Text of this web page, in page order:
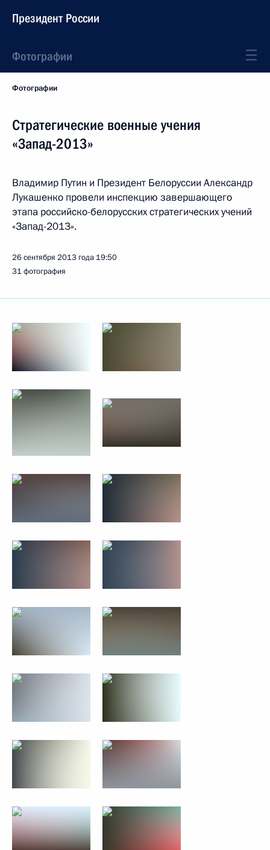
Президент России
Фотографии
Фотографии
Стратегические военные учения
«Запад-2013»
Владимир Путин и Президент Белоруссии Александр
Лукашенко провели инспекцию завершающего
этапа российско-белорусских стратегических учений
«Запад-2013».
26 сентября 2013 года 19:50
31 фотография